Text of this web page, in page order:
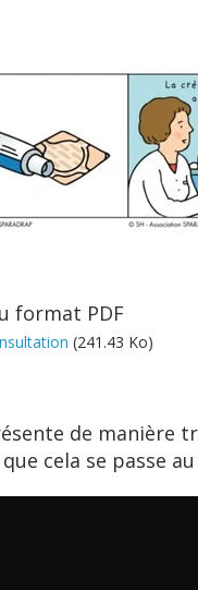
format PDF
(241.43 Ko)
de manière
cela se passe